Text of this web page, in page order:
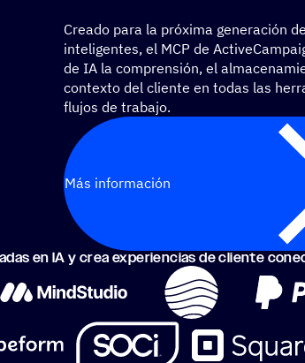
Creado para la próxima generación
inteligentes, el MCP de
de IA la comprensión, el
contexto del cliente en todas las
flujos de trabajo.
Más información
en IA y crea expe­rien­cias de cliente